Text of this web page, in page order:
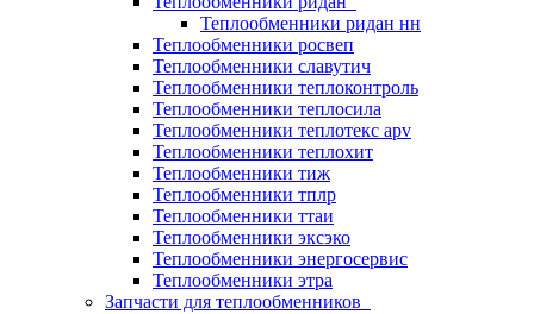
Теплообменники ридан нн
Теплообменники росвеп
Теплообменники славутич
Теплообменники теплоконтроль
Теплообменники теплосила
Теплообменники теплотекс apv
Теплообменники теплохит
Теплообменники тиж
Теплообменники тплр
Теплообменники ттаи
Теплообменники эксэко
Теплообменники энергосервис
Теплообменники этра
Запчасти для теплообменников